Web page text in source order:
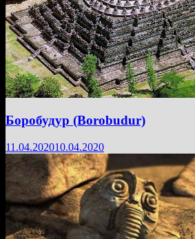
Боробудур (Borobudur)
11.04.202010.04.2020